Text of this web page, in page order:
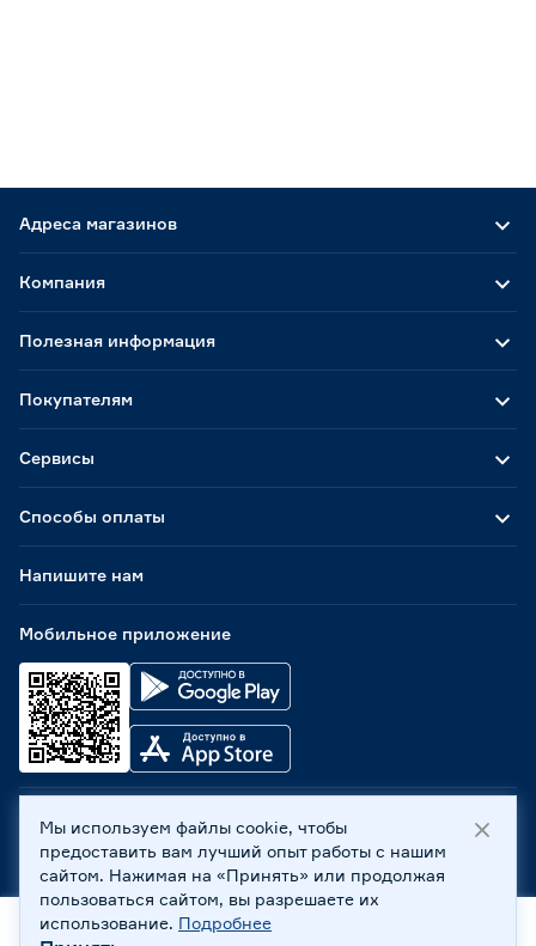
Адреса магазинов
Способы оплаты
Мобильное приложение
Компания
Полезная информация
Покупателям
Сервисы
Напишите нам
ООО «Бауцентр Рус» 2004 -2026, 236029, г. Калининград,
ул. А.Невского, 205. ИНН 7702596813, КПП 390601001 ©
Все права защищены
Политика обработки персональных данных
Правовая информация
Мы используем файлы cookie, чтобы
предоставить вам лучший опыт работы с нашим
сайтом. Нажимая на «Принять» или продолжая
пользоваться сайтом, вы разрешаете их
использование. Подробнее